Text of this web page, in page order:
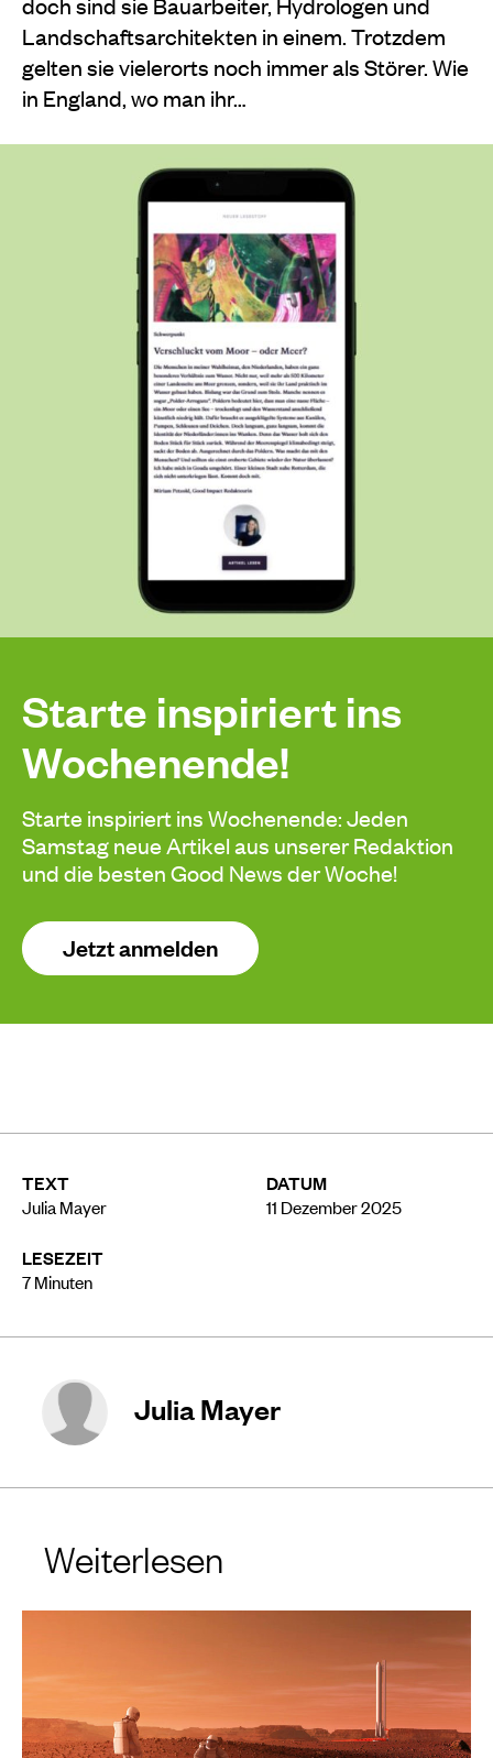
TEXT
Julia Mayer
LESEZEIT
7Minuten
DATUM
11 Dezember 2025
Landschaftsarchitekten in einem. Trotzdem
gelten sie vielerorts noch immer als Störer. Wie
in England, wo man ihr…
Starte inspiriert ins
Wochenende!
Starte inspiriert ins Wochenende: Jeden
Samstag neue Artikel aus unserer Redaktion
und die besten Good News der Woche!
Jetzt anmelden
Julia Mayer
Weiterlesen